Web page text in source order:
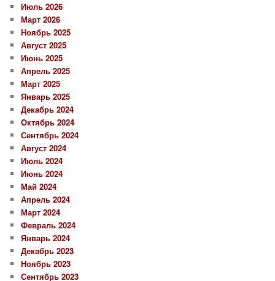
Июль 2026
Март 2026
Ноябрь 2025
Август 2025
Июнь 2025
Апрель 2025
Март 2025
Январь 2025
Декабрь 2024
Октябрь 2024
Сентябрь 2024
Август 2024
Июль 2024
Июнь 2024
Май 2024
Апрель 2024
Март 2024
Февраль 2024
Январь 2024
Декабрь 2023
Ноябрь 2023
Сентябрь 2023